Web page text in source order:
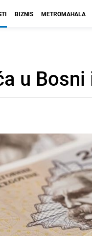
BIZNIS METROMAHALA
u